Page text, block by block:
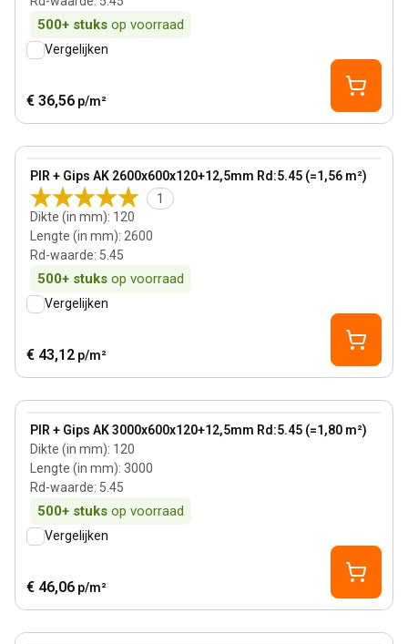
500+ stuks op voorraad
Vergelijken
€ 36,56 p/m²
PIR + Gips AK 2600x600x120+12,5mm Rd:5.45 (=1,56 m²)
1
Dikte (in mm): 120
Lengte (in mm): 2600
Rd-waarde: 5.45
500+ stuks op voorraad
View product
Vergelijken
€ 43,12 p/m²
PIR + Gips AK 3000x600x120+12,5mm Rd:5.45 (=1,80 m²)
Dikte (in mm): 120
Lengte (in mm): 3000
Rd-waarde: 5.45
500+ stuks op voorraad
View product
Vergelijken
€ 46,06 p/m²